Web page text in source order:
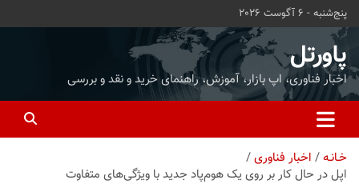
محتوا
بروید
پنج‌شنبه - 6 آگوست 2026
پاورتل
اخبار فناوری، اپ بازار، آموزش، راهنمای خرید و نقد و بررسی
خـانـه
اخبار فناوری
اپل در حال کار بر روی یک هوم‌پاد جدید با ویژگی‌های متفاوت